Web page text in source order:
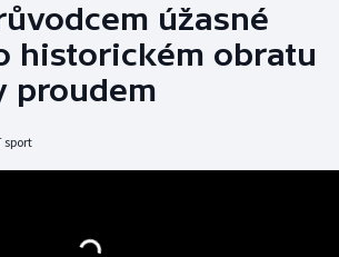
úžasné
historickém obratu
proudem
sport